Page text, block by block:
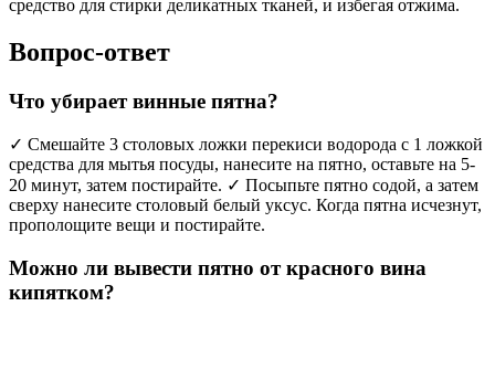
средство для стирки деликатных тканей, и избегая отжима.
Вопрос-ответ
Что убирает винные пятна?
✓ Смешайте 3 столовых ложки перекиси водорода с 1 ложкой
средства для мытья посуды, нанесите на пятно, оставьте на 5-
20 минут, затем постирайте. ✓ Посыпьте пятно содой, а затем
сверху нанесите столовый белый уксус. Когда пятна исчезнут,
прополощите вещи и постирайте.
Можно ли вывести пятно от красного вина
кипятком?